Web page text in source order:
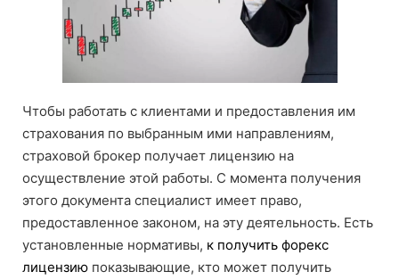
Чтобы работать с клиентами и предоставления им
страхования по выбранным ими направлениям,
страховой брокер получает лицензию на
осуществление этой работы. С момента получения
этого документа специалист имеет право,
предоставленное законом, на эту деятельность. Есть
установленные нормативы, к получить форекс
лицензию показывающие, кто может получить